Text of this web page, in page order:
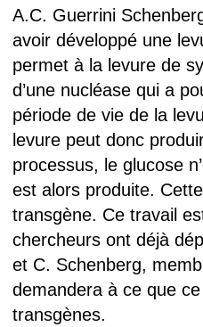
A.C. Guerrini
avoir développé une
permet à la levure de
d’une nucléase qui a
période de vie de la
levure peut donc
processus, le glucose
est alors produite.
transgène. Ce travail
chercheurs ont déjà
et C. Schenberg,
demandera à ce que
transgènes.